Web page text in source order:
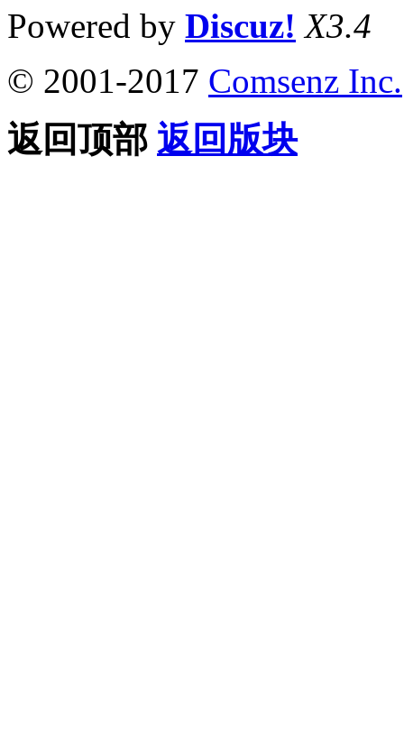
Powered by Discuz! X3.4
© 2001-2017 Comsenz Inc.
返回顶部 返回版块